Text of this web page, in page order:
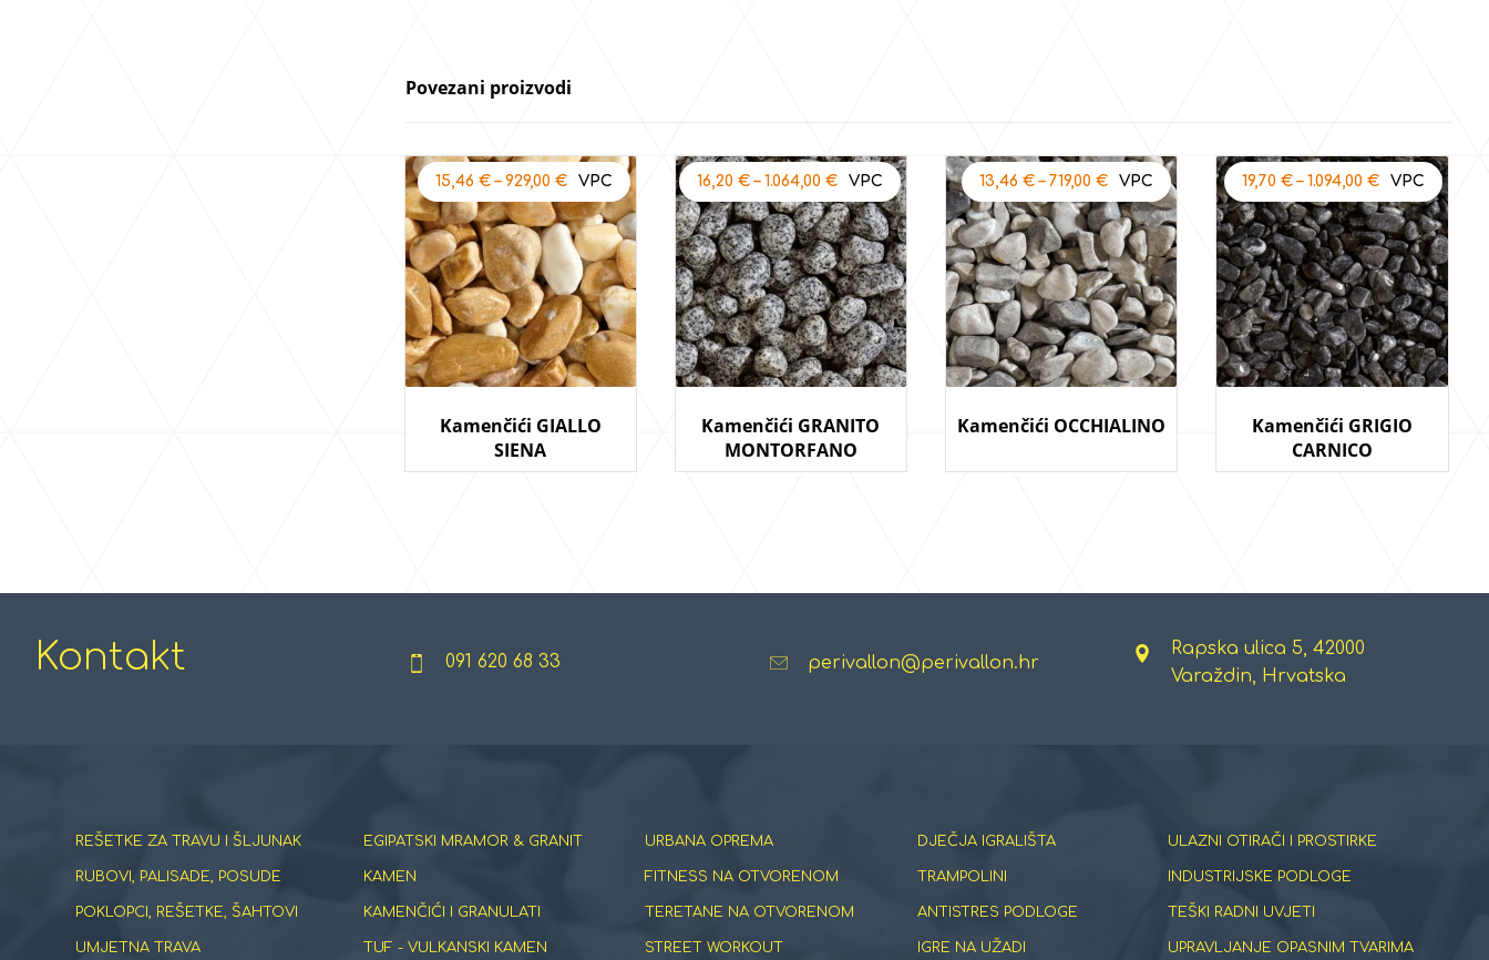
Povezani proizvodi
Kamenčići GIALLO
SIENA
15,46 €– 929,00 €
Kamenčići GRANITO
MONTORFANO
16,20€ –1.064,00€
Kamenčići OCCHIALINO
13,46€ –719,00€
Kamenčići GRIGIO
CARNICO
19,70 €– 1.094,00 €
Kontakt 091 620 68 33 perivallon@perivallon.hr
Rapska ulica 5, 42000
Varaždin, Hrvatska
REŠETKE ZA TRAVU I ŠLJUNAK
RUBOVI, PALISADE, POSUDE
POKLOPCI, REŠETKE, ŠAHTOVI
UMJETNA TRAVA
EGIPATSKI MRAMOR & GRANIT
KAMEN
KAMENČIĆI I GRANULATI
TUF - VULKANSKI KAMEN
URBANA OPREMA
FITNESS NA OTVORENOM
TERETANE NA OTVORENOM
STREET WORKOUT
DJEČJA IGRALIŠTA
TRAMPOLINI
ANTISTRES PODLOGE
IGRE NA UŽADI
ULAZNI OTIRAČI I PROSTIRKE
INDUSTRIJSKE PODLOGE
TEŠKI RADNI UVJETI
UPRAVLJANJE OPASNIM TVARIMA